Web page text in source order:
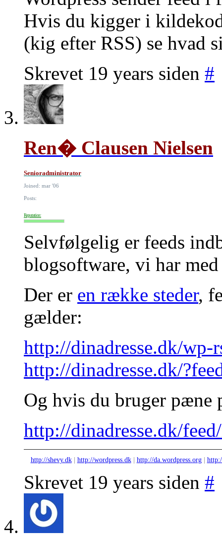
Hvis du kigger i
(kig efter RSS) se hvad
Skrevet 19 years siden #
Ren� Clausen Nielsen
Senioradministrator
Joined: mar '06
Posts:
Reputation:
Selvfølgelig er feeds
blogsoftware, vi har
Der er en række steder,
gælder:
http://dinadresse.dk/wp-
http://dinadresse.dk/
Og hvis du bruger pæne
http://dinadresse.dk/
http://shevy.dk| http://wordpress.dk| http://da.wordpress.org|
Skrevet 19 years siden #